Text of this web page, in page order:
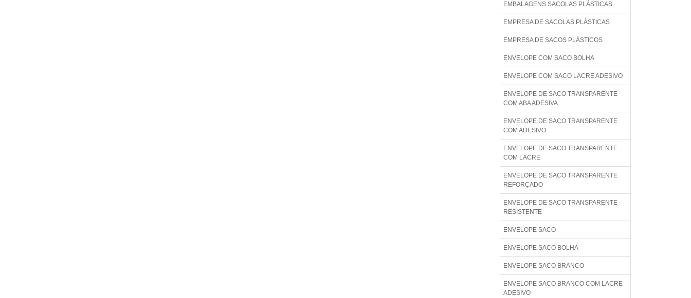
EMBALAGENS SACOLAS PLÁSTICAS
EMPRESA DE SACOLAS PLÁSTICAS
EMPRESA DE SACOS PLÁSTICOS
ENVELOPE COM SACO BOLHA
ENVELOPE COM SACO LACRE ADESIVO
ENVELOPE DE SACO TRANSPARENTE
COM ABA ADESIVA
ENVELOPE DE SACO TRANSPARENTE
COM ADESIVO
ENVELOPE DE SACO TRANSPARENTE
COM LACRE
ENVELOPE DE SACO TRANSPARENTE
REFORÇADO
ENVELOPE DE SACO TRANSPARENTE
RESISTENTE
ENVELOPE SACO
ENVELOPE SACO BOLHA
ENVELOPE SACO BRANCO
ENVELOPE SACO BRANCO COM LACRE
ADESIVO